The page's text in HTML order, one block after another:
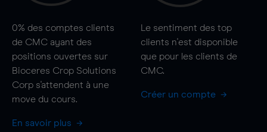
0% des comptes clients
de CMC ayant des
positions ouvertes sur
Bioceres Crop Solutions
Corp s'attendent à une
move du cours.
En savoir plus
Le sentiment des top
clients n'est disponible
que pour les clients de
CMC.
Créer un compte